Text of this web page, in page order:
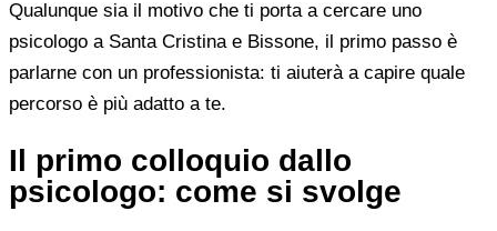
Qualunque sia il motivo che ti porta a cercare uno
psicologo a Santa Cristina e Bissone, il primo passo è
parlarne con un professionista: ti aiuterà a capire quale
percorso è più adatto a te.
Il primo colloquio dallo
psicologo: come si svolge